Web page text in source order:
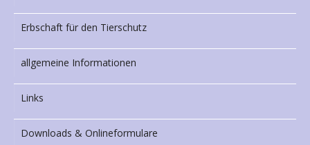
Erbschaft für den Tierschutz
allgemeine Informationen
Links
Downloads & Onlineformulare